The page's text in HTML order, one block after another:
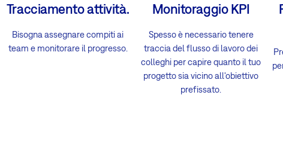
Tracciamento attività.
Bisogna assegnare compiti ai
team e monitorare il progresso.
Monitoraggio KPI
Spesso è necessario tenere
traccia del flusso di lavoro dei
colleghi per capire quanto il tuo
progetto sia vicino all'obiettivo
prefissato.